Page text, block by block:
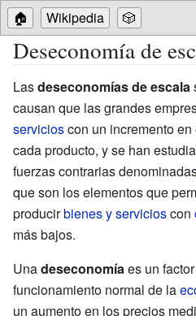
🏠 Wikipedia 🎲
Deseconomía de
Lasdeseconomías de escala
causan que las grandes
servicioscon un incremento
cada producto, y se han
fuerzas contrarias
que son los elementos que
producirbienes y servicioscon
más bajos.
Unadeseconomía es un
funcionamiento normal de la
un aumento en los precios